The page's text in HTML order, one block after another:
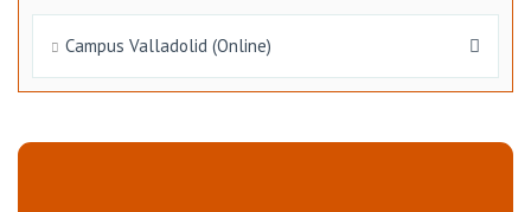
Campus Valladolid (Online)